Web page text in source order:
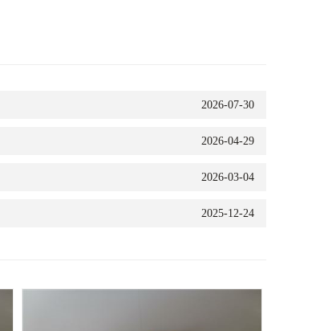
2026-07-30
2026-04-29
2026-03-04
2025-12-24